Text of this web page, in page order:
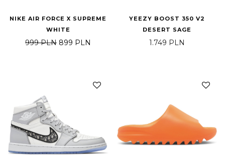
NIKE AIR FORCE X SUPREME
WHITE
999PLN Pierwotna cena wynosiła: 999 PLN.
899 PLN Aktualna cena wynosi: 899 PLN.
YEEZY BOOST 350 V2
DESERT SAGE
1.749 PLN